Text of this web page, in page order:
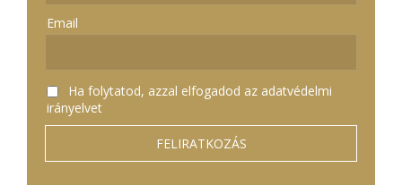
Email
Ha folytatod, azzal elfogadod az adatvédelmi
irányelvet